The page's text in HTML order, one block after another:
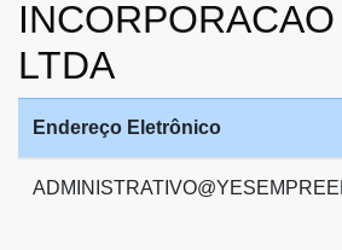
LTDA
Endereço Eletrônico